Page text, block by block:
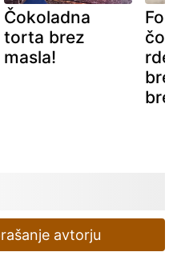
Čokoladna
torta brez
masla!
avtorju